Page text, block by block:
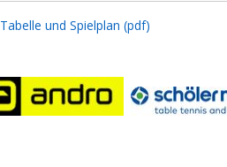
Tabelle und Spielplan (pdf)